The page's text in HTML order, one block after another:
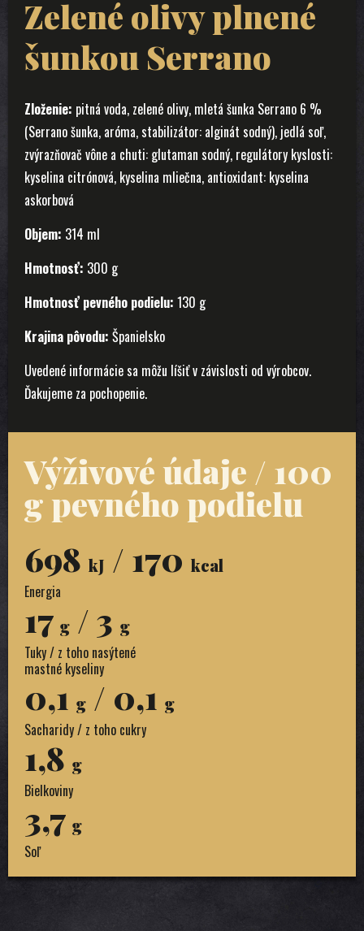
Zelené olivy plnené
šunkou Serrano
Zloženie: pitná voda, zelené olivy, mletá šunka Serrano 6 %
(Serrano šunka, aróma, stabilizátor: alginát sodný), jedlá soľ,
zvýrazňovač vône a chuti: glutaman sodný, regulátory kyslosti:
kyselina citrónová, kyselina mliečna, antioxidant: kyselina
askorbová
Objem: 314 ml
Hmotnosť: 300 g
Hmotnosť pevného podielu: 130 g
Krajina pôvodu: Španielsko
Uvedené informácie sa môžu líšiť v závislosti od výrobcov.
Ďakujeme za pochopenie.
Výživové údaje / 100
g pevného podielu
698 kJ / 170 kcal
Energia
17 g / 3 g
Tuky / z toho nasýtené
mastné kyseliny
0,1 g / 0,1 g
Sacharidy / z toho cukry
1,8 g
Bielkoviny
3,7 g
Soľ